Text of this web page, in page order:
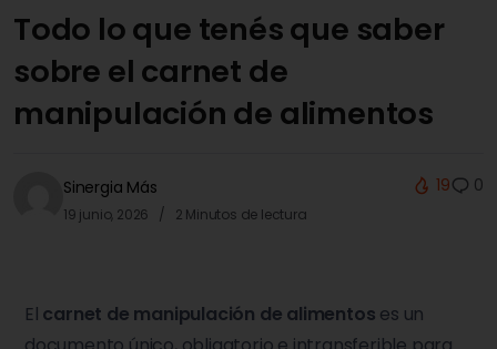
Todo lo que tenés que saber
sobre el carnet de
manipulación de alimentos
Sinergia Más
19 junio, 2026 2 Minutos de lectura
19 0
El carnet de manipulación de alimentos es un